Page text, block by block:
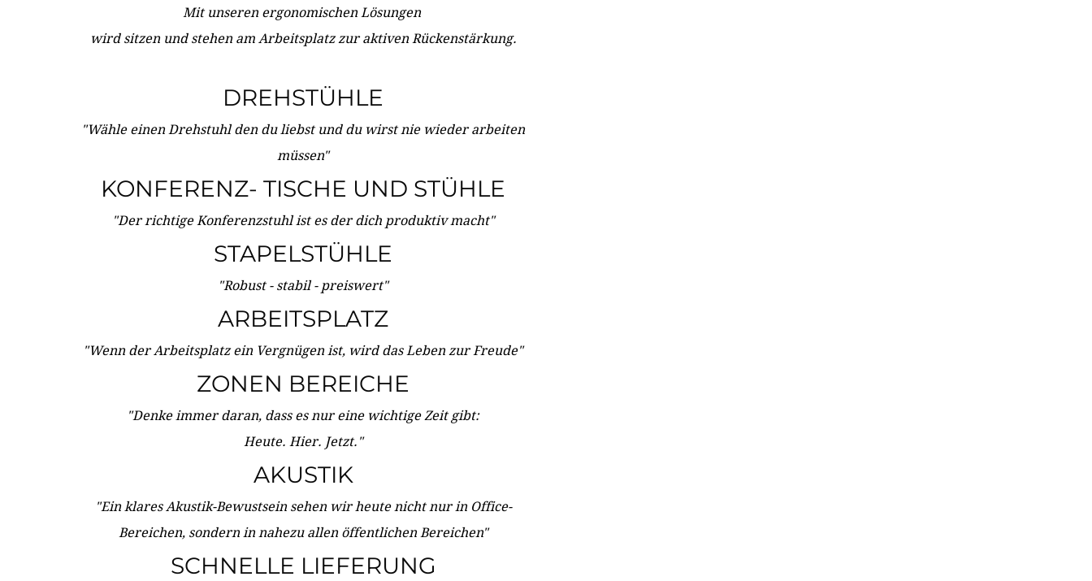
Mit unseren ergonomischen Lösungen
wird sitzen und stehen am Arbeitsplatz zur aktiven Rückenstärkung.
DREHSTÜHLE
"Wähle einen Drehstuhl den du liebst und du wirst nie wieder arbeiten
müssen"
KONFERENZ- TISCHE UND STÜHLE
"Der richtige Konferenzstuhl ist es der dich produktiv macht"
STAPELSTÜHLE
"Robust - stabil - preiswert"
ARBEITSPLATZ
"Wenn der Arbeitsplatz ein Vergnügen ist, wird das Leben zur Freude"
ZONEN BEREICHE
"Denke immer daran, dass es nur eine wichtige Zeit gibt:
Heute. Hier. Jetzt."
AKUSTIK
"Ein klares Akustik-Bewustsein sehen wir heute nicht nur in Office-
Bereichen, sondern in nahezu allen öffentlichen Bereichen"
SCHNELLE LIEFERUNG